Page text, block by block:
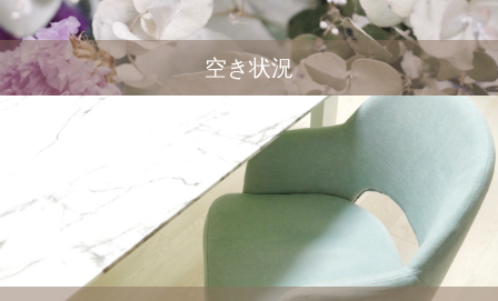
空き状況